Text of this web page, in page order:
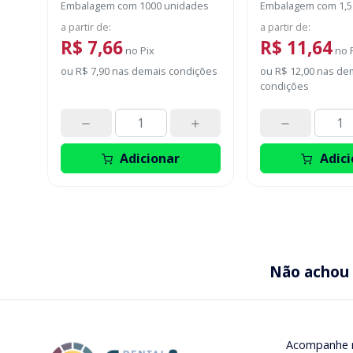
Embalagem com 1000 unidades
a partir de:
R$ 7,66 no Pix
ou R$ 7,90 nas demais condições
Adicionar
Embalagem com
a partir de:
R$ 11,64 no
ou R$ 12,00 nas
condições
Não
Acompanhe